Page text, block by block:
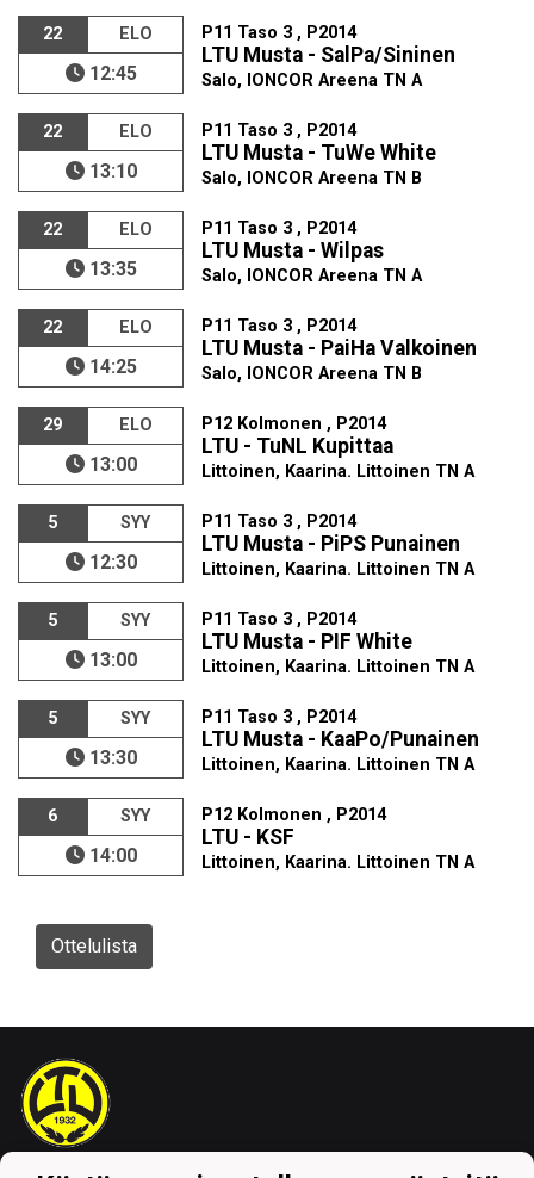
22 ELO
12:45
P11 Taso 3 , P2014
LTU Musta - SalPa/Sininen
Salo, IONCOR Areena TN A
22 ELO
13:10
P11 Taso 3 , P2014
LTU Musta - TuWe White
Salo, IONCOR Areena TN B
22 ELO
13:35
P11 Taso 3 , P2014
LTU Musta - Wilpas
Salo, IONCOR Areena TN A
22 ELO
14:25
P11 Taso 3 , P2014
LTU Musta - PaiHa Valkoinen
Salo, IONCOR Areena TN B
29 ELO
13:00
P12 Kolmonen , P2014
LTU - TuNL Kupittaa
Littoinen, Kaarina. Littoinen TN A
5 SYY
12:30
P11 Taso 3 , P2014
LTU Musta - PiPS Punainen
Littoinen, Kaarina. Littoinen TN A
5 SYY
13:00
P11 Taso 3 , P2014
LTU Musta - PIF White
Littoinen, Kaarina. Littoinen TN A
5 SYY
13:30
P11 Taso 3 , P2014
LTU Musta - KaaPo/Punainen
Littoinen, Kaarina. Littoinen TN A
6 SYY
14:00
P12 Kolmonen , P2014
LTU - KSF
Littoinen, Kaarina. Littoinen TN A
Ottelulista